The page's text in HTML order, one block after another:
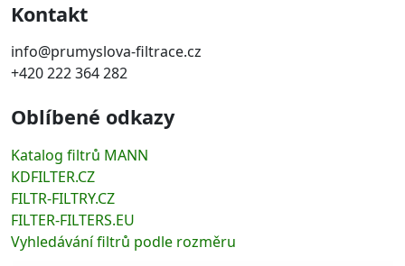
Kontakt
info@prumyslova-filtrace.cz
+420 222 364 282
Oblíbené odkazy
Katalog filtrů MANN
KDFILTER.CZ
FILTR-FILTRY.CZ
FILTER-FILTERS.EU
Vyhledávání filtrů podle rozměru